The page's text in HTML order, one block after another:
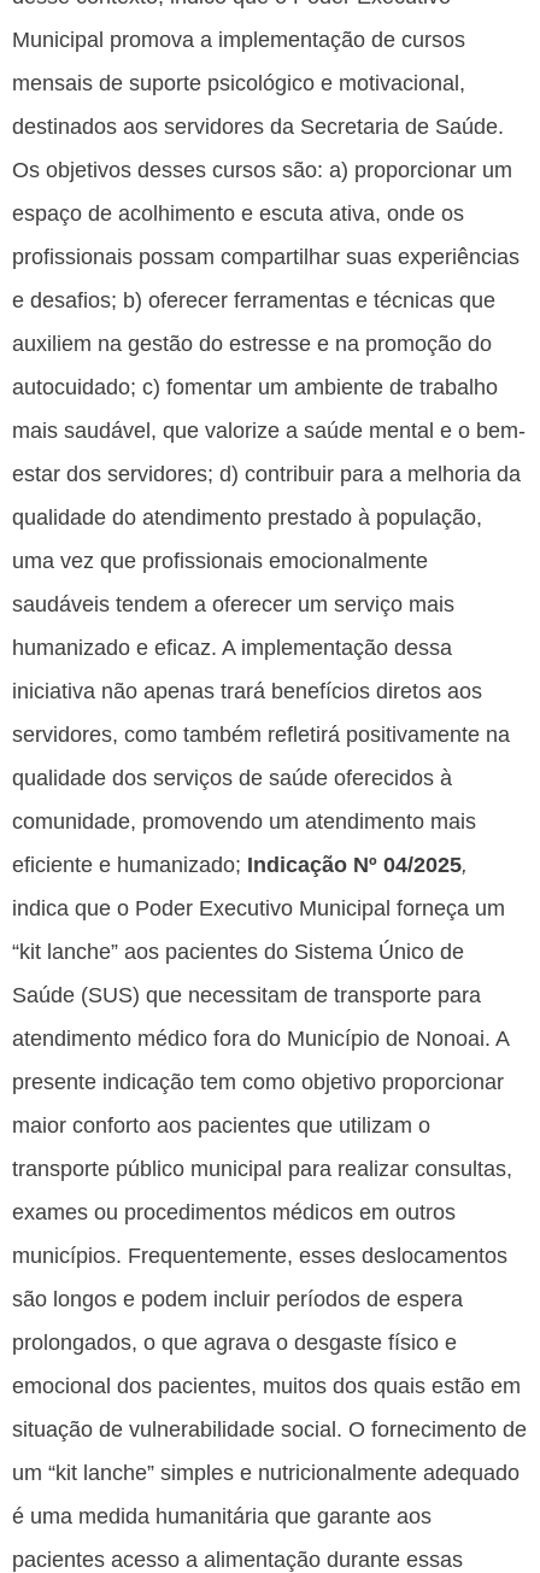
Municipal promova a implementação de cursos
mensais de suporte psicológico e motivacional,
destinados aos servidores da Secretaria de Saúde.
Os objetivos desses cursos são: a) proporcionar um
espaço de acolhimento e escuta ativa, onde os
profissionais possam compartilhar suas experiências
e desafios; b) oferecer ferramentas e técnicas que
auxiliem na gestão do estresse e na promoção do
autocuidado; c) fomentar um ambiente de trabalho
mais saudável, que valorize a saúde mental e o bem-
estar dos servidores; d) contribuir para a melhoria da
qualidade do atendimento prestado à população,
uma vez que profissionais emocionalmente
saudáveis tendem a oferecer um serviço mais
humanizado e eficaz. A implementação dessa
iniciativa não apenas trará benefícios diretos aos
servidores, como também refletirá positivamente na
qualidade dos serviços de saúde oferecidos à
comunidade, promovendo um atendimento mais
eficiente e humanizado; Indicação Nº 04/2025,
indica que o Poder Executivo Municipal forneça um
“kit lanche” aos pacientes do Sistema Único de
Saúde (SUS) que necessitam de transporte para
atendimento médico fora do Município de Nonoai. A
presente indicação tem como objetivo proporcionar
maior conforto aos pacientes que utilizam o
transporte público municipal para realizar consultas,
exames ou procedimentos médicos em outros
municípios. Frequentemente, esses deslocamentos
são longos e podem incluir períodos de espera
prolongados, o que agrava o desgaste físico e
emocional dos pacientes, muitos dos quais estão em
situação de vulnerabilidade social. O fornecimento de
um “kit lanche” simples e nutricionalmente adequado
é uma medida humanitária que garante aos
pacientes acesso a alimentação durante essas